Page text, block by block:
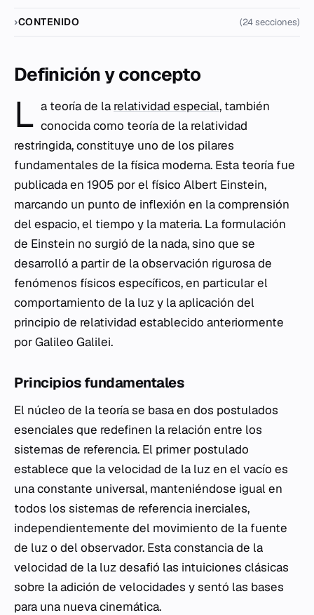
CONTENIDO (24 secciones)
Definición y concepto
L a teoría de la relatividad especial, también
conocida como teoría de la relatividad
restringida, constituye uno de los pilares
fundamentales de la física moderna. Esta teoría fue
publicada en 1905 por el físico Albert Einstein,
marcando un punto de inflexión en la comprensión
del espacio, el tiempo y la materia. La formulación
de Einstein no surgió de la nada, sino que se
desarrolló a partir de la observación rigurosa de
fenómenos físicos específicos, en particular el
comportamiento de la luz y la aplicación del
principio de relatividad establecido anteriormente
por Galileo Galilei.
Principios fundamentales
El núcleo de la teoría se basa en dos postulados
esenciales que redefinen la relación entre los
sistemas de referencia. El primer postulado
establece que la velocidad de la luz en el vacío es
una constante universal, manteniéndose igual en
todos los sistemas de referencia inerciales,
independientemente del movimiento de la fuente
de luz o del observador. Esta constancia de la
velocidad de la luz desafió las intuiciones clásicas
sobre la adición de velocidades y sentó las bases
para una nueva cinemática.